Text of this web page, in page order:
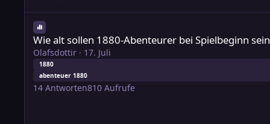
Wie alt sollen 1880-Abenteurer bei Spielbeginn sein?
Wie alt sollen 1880-Abenteurer bei Spielbeginn
Olafsdottir · 17. Juli
1880
abenteuer 1880
14 Antworten810 Aufrufe